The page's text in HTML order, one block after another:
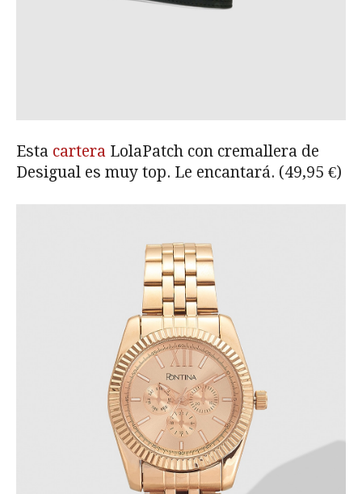
Esta cartera LolaPatch con cremallera de
Desigual es muy top. Le encantará. (49,95 €)